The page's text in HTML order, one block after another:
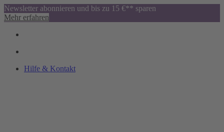
Newsletter abonnieren und bis zu 15 €** sparen
Mehr erfahren
Hilfe & Kontakt